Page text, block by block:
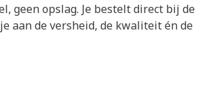
geen opslag. Je bestelt direct bij de
aan de versheid, de kwaliteit én de